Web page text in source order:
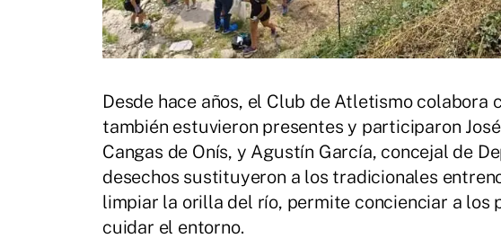
Desde hace años, el Club de Atletismo colabora
también estuvieron presentes y participaron
Cangas de Onís, y Agustín García, concejal de
desechos sustituyeron a los tradicionales
limpiar la orilla del río, permite concienciar a los
cuidar el entorno.